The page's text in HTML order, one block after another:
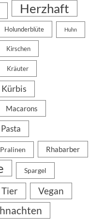
Herzhaft
Holunderblüte Huhn
Kirschen
Kräuter
Kürbis
Macarons
Pasta
Pralinen Rhabarber
Spargel
Tier Vegan